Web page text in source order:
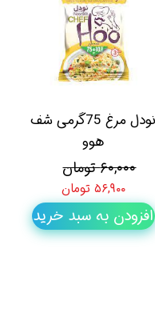
نودل مرغ 75گرمی شف
هوو
۶۰,۰۰۰ تومان
۵۶,۹۰۰ تومان
افزودن به سبد خرید